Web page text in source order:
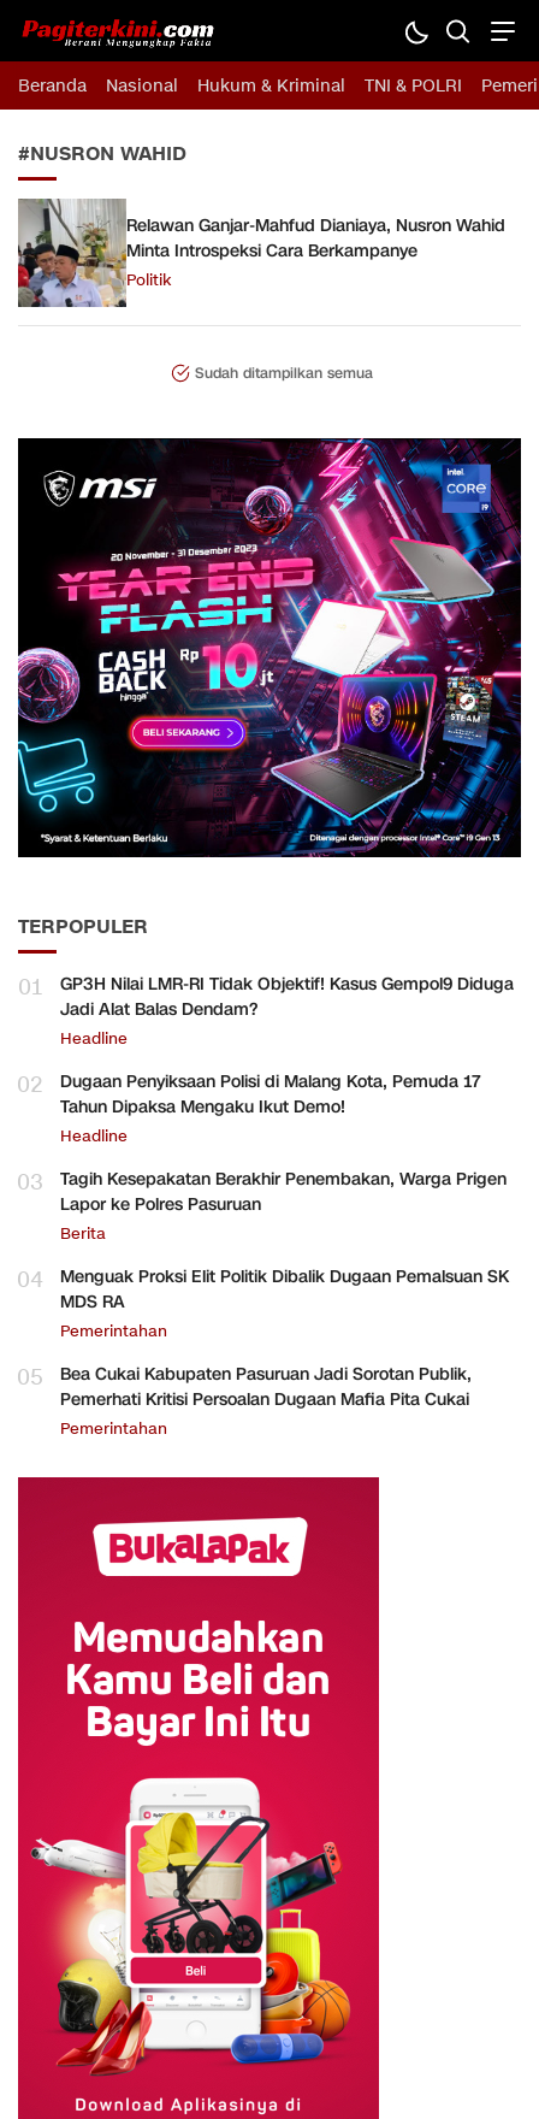
Pagiterkini.com
Berani Mengungkap Fakta
Beranda Nasional Hukum & Kriminal TNI & POLRI
#NUSRON WAHID
Relawan Ganjar-Mahfud Dianiaya, Nusron Wahid
Minta Introspeksi Cara Berkampanye
Politik
Sudah ditampilkan semua
TERPOPULER
01
GP3H Nilai LMR-RI Tidak Objektif! Kasus Gempol9 Diduga
Jadi Alat Balas Dendam?
Headline
02
Dugaan Penyiksaan Polisi di Malang Kota, Pemuda 17
Tahun Dipaksa Mengaku Ikut Demo!
Headline
03
Tagih Kesepakatan Berakhir Penembakan, Warga Prigen
Lapor ke Polres Pasuruan
Berita
04
Menguak Proksi Elit Politik Dibalik Dugaan Pemalsuan SK
MDS RA
Pemerintahan
05
Bea Cukai Kabupaten Pasuruan Jadi Sorotan Publik,
Pemerhati Kritisi Persoalan Dugaan Mafia Pita Cukai
Pemerintahan